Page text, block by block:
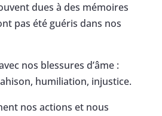
dues à des mémoires
pas été guéris dans nos
nos blessures d’âme :
humiliation, injustice.
nos actions et nous